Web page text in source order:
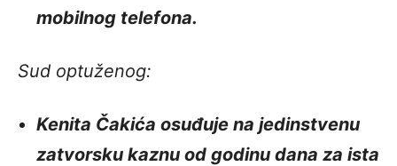
mobilnog telefona.
Sud optuženog:
Kenita Čakića osuđuje na jedinstvenu
zatvorsku kaznu od godinu dana za ista